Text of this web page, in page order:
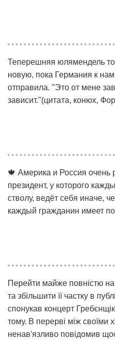
Теперешняя юлямендель
новую, пока Германия к
отправила. "Это от мене
зависит."(цитата, конюх,
🍁 Америка и Россия очень
президент, у которого
стволу, ведёт себя иначе,
каждый гражданин имеет по
Перейти майже повністю на
та збільшити її частку в
спонукав концерт
тому. В перерві між своїми
ненав'язливо повідомив